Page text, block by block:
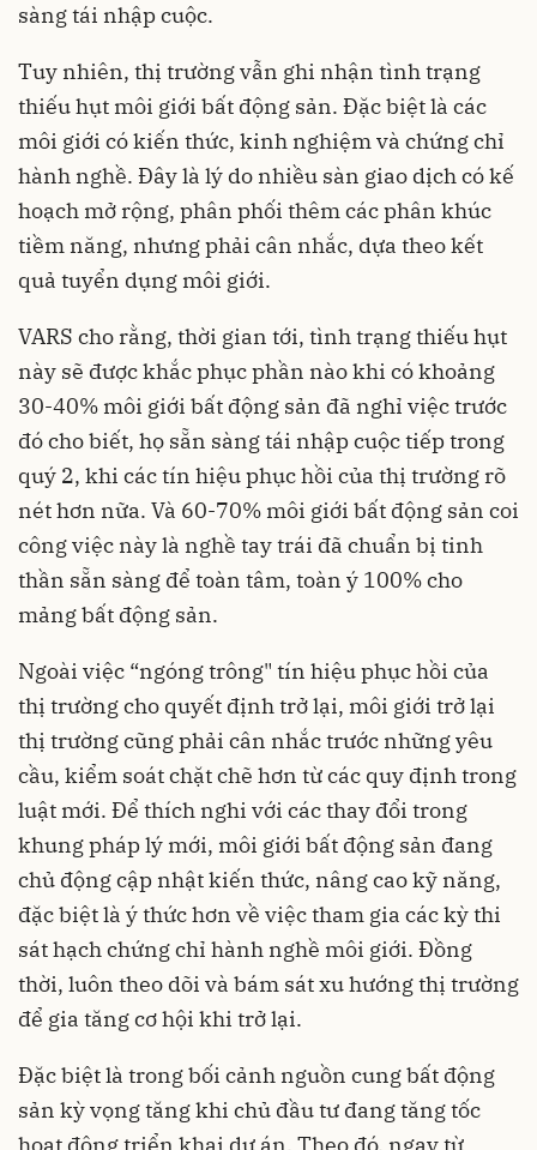
sàng tái nhập cuộc.
Tuy nhiên, thị trường vẫn ghi nhận tình trạng
thiếu hụt môi giới bất động sản. Đặc biệt là các
môi giới có kiến thức, kinh nghiệm và chứng chỉ
hành nghề. Đây là lý do nhiều sàn giao dịch có kế
hoạch mở rộng, phân phối thêm các phân khúc
tiềm năng, nhưng phải cân nhắc, dựa theo kết
quả tuyển dụng môi giới.
VARS cho rằng, thời gian tới, tình trạng thiếu hụt
này sẽ được khắc phục phần nào khi có khoảng
30-40% môi giới bất động sản đã nghỉ việc trước
đó cho biết, họ sẵn sàng tái nhập cuộc tiếp trong
quý 2, khi các tín hiệu phục hồi của thị trường rõ
nét hơn nữa. Và 60-70% môi giới bất động sản coi
công việc này là nghề tay trái đã chuẩn bị tinh
thần sẵn sàng để toàn tâm, toàn ý 100% cho
mảng bất động sản.
Ngoài việc “ngóng trông" tín hiệu phục hồi của
thị trường cho quyết định trở lại, môi giới trở lại
thị trường cũng phải cân nhắc trước những yêu
cầu, kiểm soát chặt chẽ hơn từ các quy định trong
luật mới. Để thích nghi với các thay đổi trong
khung pháp lý mới, môi giới bất động sản đang
chủ động cập nhật kiến thức, nâng cao kỹ năng,
đặc biệt là ý thức hơn về việc tham gia các kỳ thi
sát hạch chứng chỉ hành nghề môi giới. Đồng
thời, luôn theo dõi và bám sát xu hướng thị trường
để gia tăng cơ hội khi trở lại.
Đặc biệt là trong bối cảnh nguồn cung bất động
sản kỳ vọng tăng khi chủ đầu tư đang tăng tốc